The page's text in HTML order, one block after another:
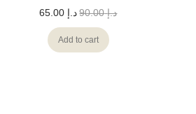
د.إ90.00 د.إ
Add to cart